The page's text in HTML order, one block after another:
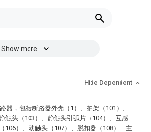
Show more
Hide Dependent
器，包括断路器外壳（1）、抽架（101）、
触头（103）、静触头引弧片（104）、互感
106）、动触头（107）、脱扣器（108）、主